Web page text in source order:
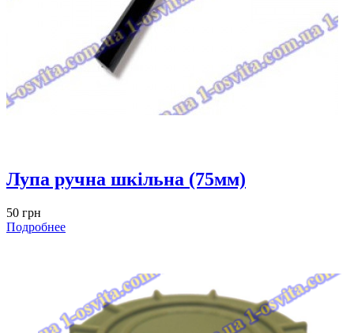
Лупа ручна шкільна (75мм)
50 грн
Подробнее